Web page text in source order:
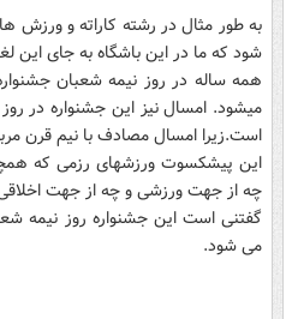
به طور مثال در رشته کاراته و ورزش
شود که ما در این باشگاه به جای این
همه ساله در روز نیمه شعبان
میشود. امسال نیز این جشنواره در
است.زیرا امسال مصادف با نیم قرن
چه از جهت ورزشی و چه از جهت
گفتنی است این جشنواره روز نیمه
می شود.